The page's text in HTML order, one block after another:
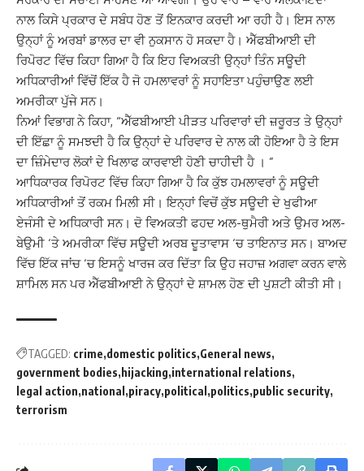
ਨਾਲ ਕਿਸੇ ਪ੍ਰਕਾਰ ਦੇ ਸਬੰਧ ਹੋਣ ਤੋਂ ਇਨਕਾਰ ਕਰਦੀ ਆ ਰਹੀ ਹੈ। ਇਸ ਨਾਲ
ਉਨ੍ਹਾਂ ਨੂੰ ਅਰਬਾਂ ਡਾਲਰ ਦਾ ਵੀ ਨੁਕਸਾਨ ਹੋ ਸਕਦਾ ਹੈ। ਐੱਫਬੀਆਈ ਦੀ
ਰਿਪੋਰਟ ਵਿੱਚ ਕਿਹਾ ਗਿਆ ਹੈ ਕਿ ਇਹ ਵਿਅਕਤੀ ਉਨ੍ਹਾਂ ਤਿੰਨ ਸਊਦੀ
ਅਧਿਕਾਰੀਆਂ ਵਿੱਚੋਂ ਇੱਕ ਹੈ ਜੋ ਹਮਲਾਵਰਾਂ ਨੂੰ ਸਹਾਇਤਾ ਪਹੁੰਚਾਉਣ ਲਈ
ਅਮਰੀਕਾ ਪੁੱਜੇ ਸਨ।
ਨਿਆਂ ਵਿਭਾਗ ਨੇ ਕਿਹਾ, “ਐੱਫਬੀਆਈ ਪੀੜਤ ਪਰਿਵਾਰਾਂ ਦੀ ਜ਼ਰੂਰਤ ਤੇ ਉਨ੍ਹਾਂ
ਦੀ ਇੱਛਾ ਨੂੰ ਸਮਝਦੀ ਹੈ ਕਿ ਉਨ੍ਹਾਂ ਦੇ ਪਰਿਵਾਰ ਦੇ ਨਾਲ ਕੀ ਹੋਇਆ ਹੈ ਤੇ ਇਸ
ਦਾ ਜ਼ਿੰਮੇਦਾਰ ਲੋਕਾਂ ਦੇ ਖਿਲਾਫ ਕਾਰਵਾਈ ਹੋਣੀ ਚਾਹੀਦੀ ਹੈ । ”
ਆਧਿਕਾਰਕ ਰਿਪੋਰਟ ਵਿੱਚ ਕਿਹਾ ਗਿਆ ਹੈ ਕਿ ਕੁੱਝ ਹਮਲਾਵਰਾਂ ਨੂੰ ਸਊਦੀ
ਅਧਿਕਾਰੀਆਂ ਤੋਂ ਰਕਮ ਮਿਲੀ ਸੀ। ਇਨ੍ਹਾਂ ਵਿਚੋਂ ਕੁੱਝ ਸਊਦੀ ਦੇ ਖੁਫੀਆ
ਏਜੰਸੀ ਦੇ ਅਧਿਕਾਰੀ ਸਨ। ਦੋ ਵਿਅਕਤੀ ਫਹਦ ਅਲ-ਥੁਮੈਰੀ ਅਤੇ ਉਮਰ ਅਲ-
ਬੇਉਮੀ ‘ਤੇ ਅਮਰੀਕਾ ਵਿੱਚ ਸਊਦੀ ਅਰਬ ਦੂਤਾਵਾਸ ‘ਚ ਤਾਇਨਾਤ ਸਨ। ਬਾਅਦ
ਵਿੱਚ ਇੱਕ ਜਾਂਚ ‘ਚ ਇਸਨੂੰ ਖਾਰਜ ਕਰ ਦਿੱਤਾ ਕਿ ਉਹ ਜਹਾਜ਼ ਅਗਵਾ ਕਰਨ ਵਾਲੇ
ਸ਼ਾਮਿਲ ਸਨ ਪਰ ਐੱਫਬੀਆਈ ਨੇ ਉਨ੍ਹਾਂ ਦੇ ਸ਼ਾਮਲ ਹੋਣ ਦੀ ਪੁਸ਼ਟੀ ਕੀਤੀ ਸੀ।
TAGGED: crime domestic politics General news
government bodies hijacking international relations
legal action national piracy political politics public security
terrorism